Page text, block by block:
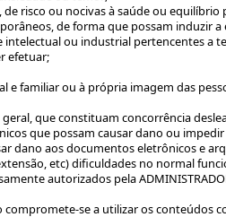
risco ou nocivas à saúde ou equilíbrio
de forma que possam
ou industrial pertencentes a
efetuar;
e familiar ou à própria imagem das
que constituam concorrência
que possam causar dano ou
dano aos documentos eletrônicos e
etc) dificuldades no normal
autorizados pela
se a utilizar os